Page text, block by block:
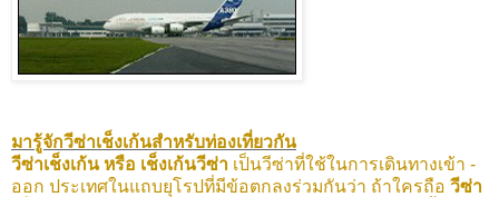
มารู้จักวีซ่าเช็งเก้นสำหรับท่องเที่ยวกัน
วีซ่าเช็งเก้น หรือ เช็งเก้นวีซ่า เป็นวีซ่าที่ใช้ในการเดินทางเข้า -
ออก ประเทศในแถบยุโรปที่มีข้อตกลงร่วมกันว่า ถ้าใครถือ วีซ่า